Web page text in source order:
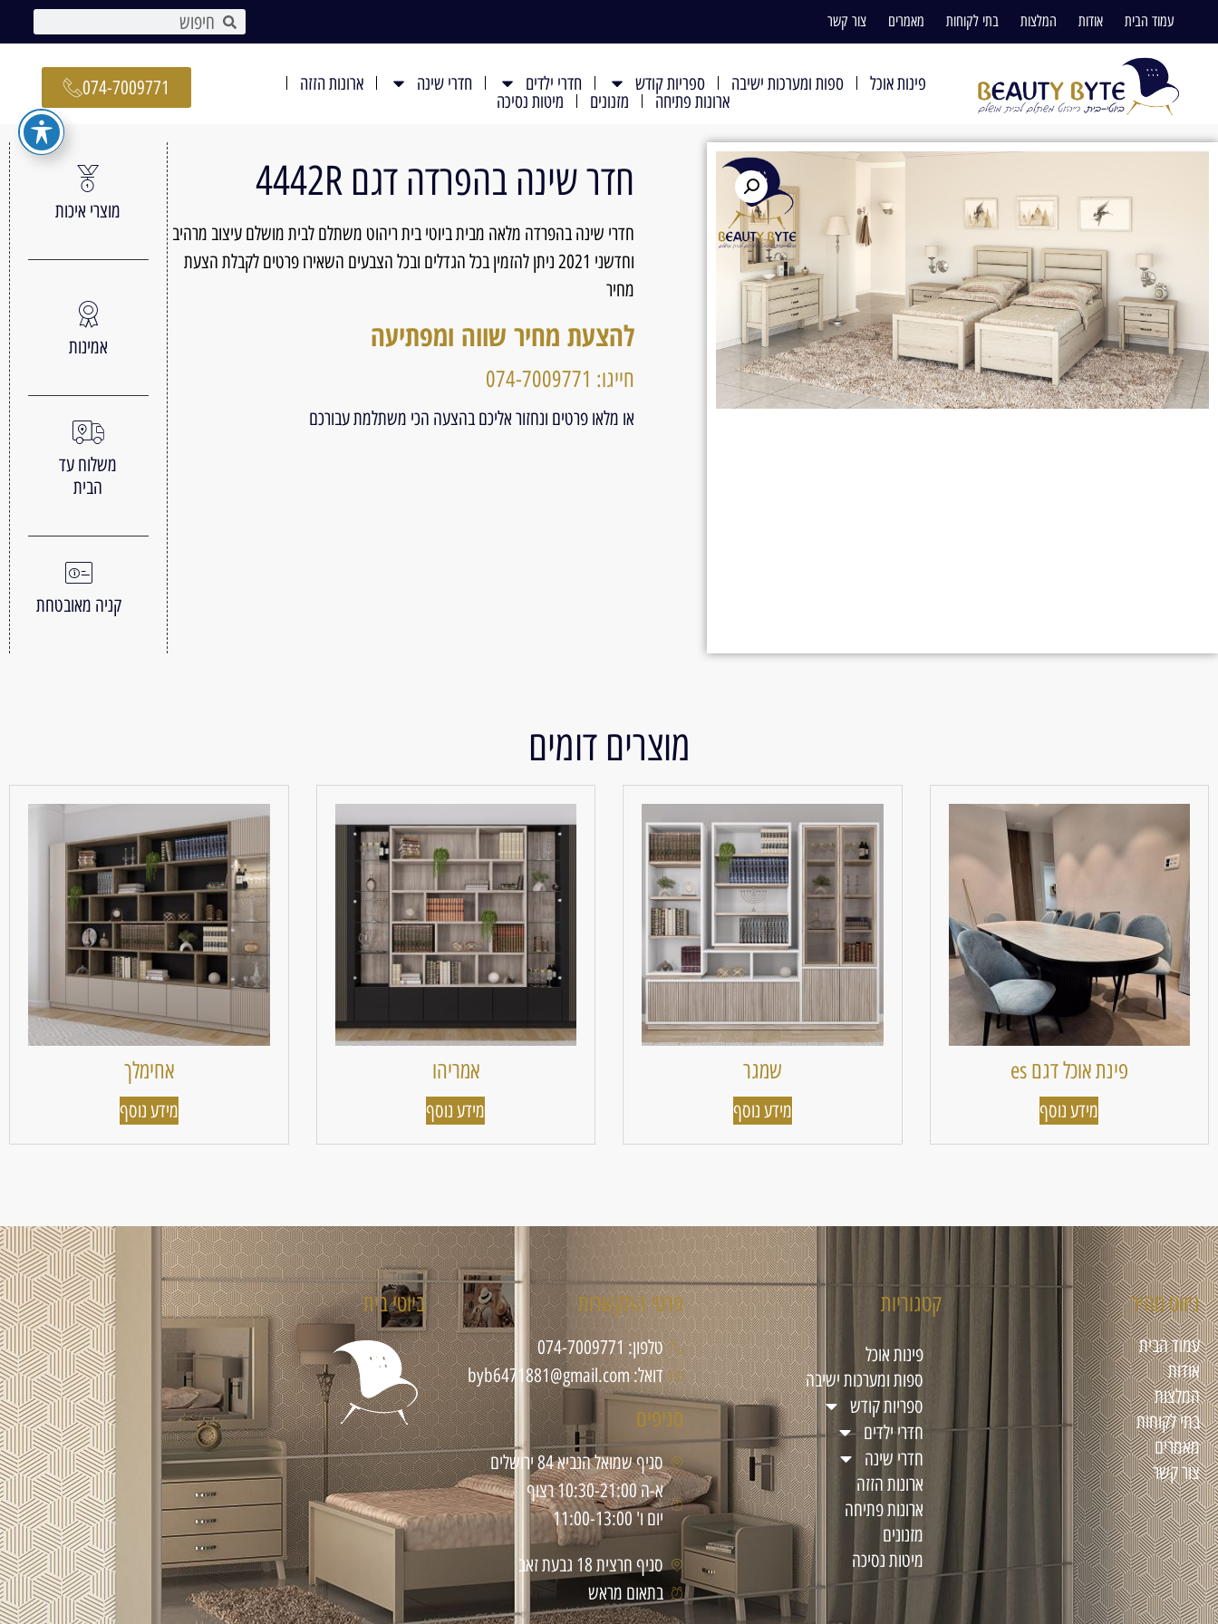
עמוד הבית אודות המלצות בתי לקוחות מאמרים צור קשר
פינות אוכל ספות ומערכות ישיבה ספריות קודש חדרי ילדים חדרי שינה
ארונות הזזה
ארונות פתיחה
מזנונים מיטות נסיכה
074-7009771
חדר שינה בהפרדה דגם 4442R
חדרי שינה בהפרדה מלאה מבית ביוטי בית ריהוט משתלם לבית מושלם עיצוב מרהיב
וחדשני 2021 ניתן להזמין בכל הגדלים ובכל הצבעים השאירו פרטים לקבלת הצעת
מחיר
להצעת מחיר שווה ומפתיעה
חייגו: 074-7009771
או מלאו פרטים ונחזור אליכם בהצעה הכי משתלמת עבורכם
מוצרי איכות
אמינות
משלוח עד
הבית
קניה מאובטחת
מוצרים דומים
פינת אוכל דגם es
מידע נוסף
שמגר
מידע נוסף
אמריהו
מידע נוסף
אחימלך
מידע נוסף
ניווט מהיר
עמוד הבית
אודות
המלצות
בתי לקוחות
מאמרים
צור קשר
קטגוריות
פינות אוכל
ספות ומערכות ישיבה
ספריות קודש
חדרי ילדים
חדרי שינה
ארונות הזזה
ארונות פתיחה
מזנונים
מיטות נסיכה
פרטי התקשרות
טלפון: 074-7009771
דואל: byb6471881@gmail.com
סניפים
סניף שמואל הנביא 84 ירושלים
א-ה 10:30-21:00 רצוף
יום ו' 11:00-13:00
סניף חרצית 18 גבעת זאב
בתאום מראש
ביוטי בית